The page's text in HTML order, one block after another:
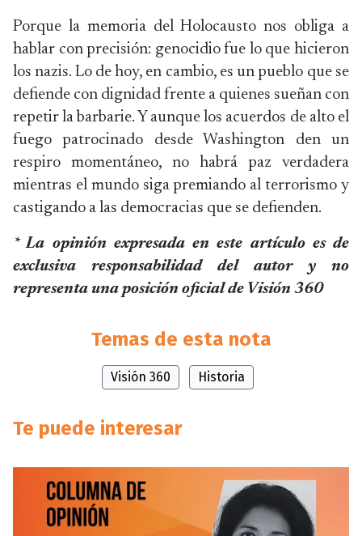
Porque la memoria del Holocausto nos obliga a
hablar con precisión: genocidio fue lo que hicieron
los nazis. Lo de hoy, en cambio, es un pueblo que se
defiende con dignidad frente a quienes sueñan con
repetir la barbarie. Y aunque los acuerdos de alto el
fuego patrocinado desde Washington den un
respiro momentáneo, no habrá paz verdadera
mientras el mundo siga premiando al terrorismo y
castigando a las democracias que se defienden.
* La opinión expresada en este artículo es de
exclusiva responsabilidad del autor y no
representa una posición oficial de Visión 360
Temas de esta nota
Visión 360 Historia
Te puede interesar